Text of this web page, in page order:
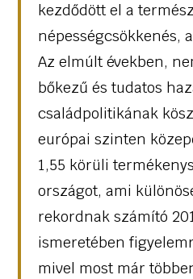
kezdődött el a
népességcsökkenés,
Az elmúlt években,
bőkezű és tudatos
családpolitikának
európai szinten
1,55 körüli
országot, ami
rekordnak számító
ismeretében
mivel most már